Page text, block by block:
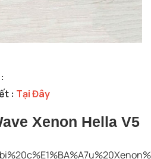
: Tại Đây
Xenon Hella V5